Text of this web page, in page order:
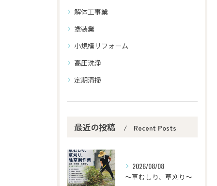
解体工事業
塗装業
小規模リフォーム
高圧洗浄
定期清掃
最近の投稿 Recent Posts
2026/08/08
〜草むしり、草刈り～